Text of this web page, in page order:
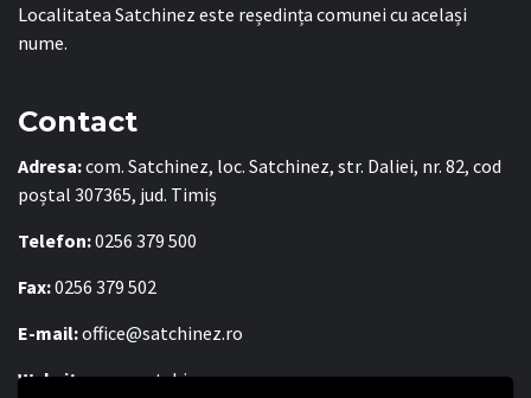
Localitatea Satchinez este reședința comunei cu același
nume.
Contact
Adresa:com. Satchinez, loc. Satchinez, str. Daliei, nr. 82, cod
poștal 307365, jud. Timiș
Telefon:0256 379 500
Fax:0256 379 502
E-mail:office@satchinez.ro
Website:www.satchinez.ro